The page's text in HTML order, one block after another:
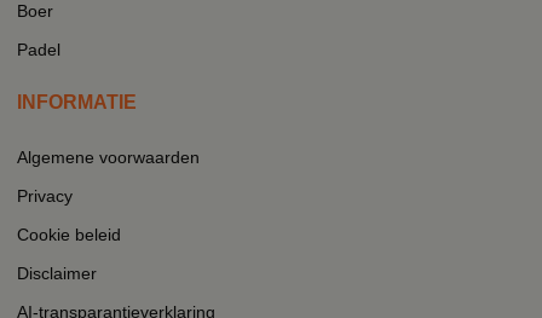
Boer
Padel
INFORMATIE
Algemene voorwaarden
Privacy
Cookie beleid
Disclaimer
AI-transparantieverklaring